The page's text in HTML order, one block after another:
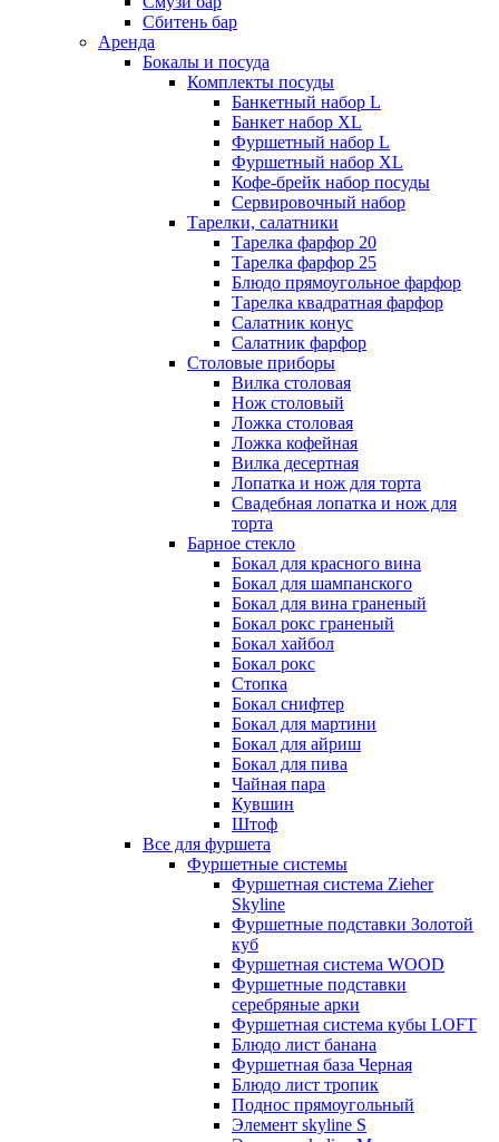
Сбитень бар
Аренда
Бокалы и посуда
Комплекты посуды
Банкетный набор L
Банкет набор XL
Фуршетный набор L
Фуршетный набор ХL
Кофе-брейк набор посуды
Сервировочный набор
Тарелки, салатники
Тарелка фарфор 20
Тарелка фарфор 25
Блюдо прямоугольное фарфор
Тарелка квадратная фарфор
Салатник конус
Салатник фарфор
Столовые приборы
Вилка столовая
Нож столовый
Ложка столовая
Ложка кофейная
Вилка десертная
Лопатка и нож для торта
Свадебная лопатка и нож для
торта
Барное стекло
Бокал для красного вина
Бокал для шампанского
Бокал для вина граненый
Бокал рокс граненый
Бокал хайбол
Бокал рокс
Стопка
Бокал снифтер
Бокал для мартини
Бокал для айриш
Бокал для пива
Чайная пара
Кувшин
Штоф
Все для фуршета
Фуршетные системы
Фуршетная система Zieher
Skyline
Фуршетные подставки Золотой
куб
Фуршетная система WOOD
Фуршетные подставки
серебряные арки
Фуршетная система кубы LOFT
Блюдо лист банана
Фуршетная база Черная
Блюдо лист тропик
Поднос прямоугольный
Элемент skyline S